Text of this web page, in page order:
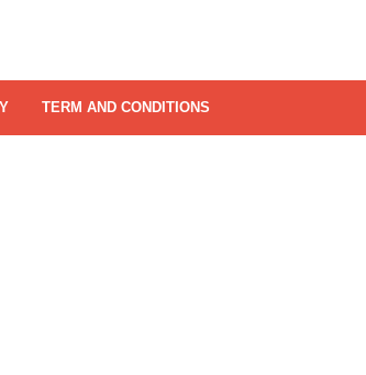
TERM AND CONDITIONS